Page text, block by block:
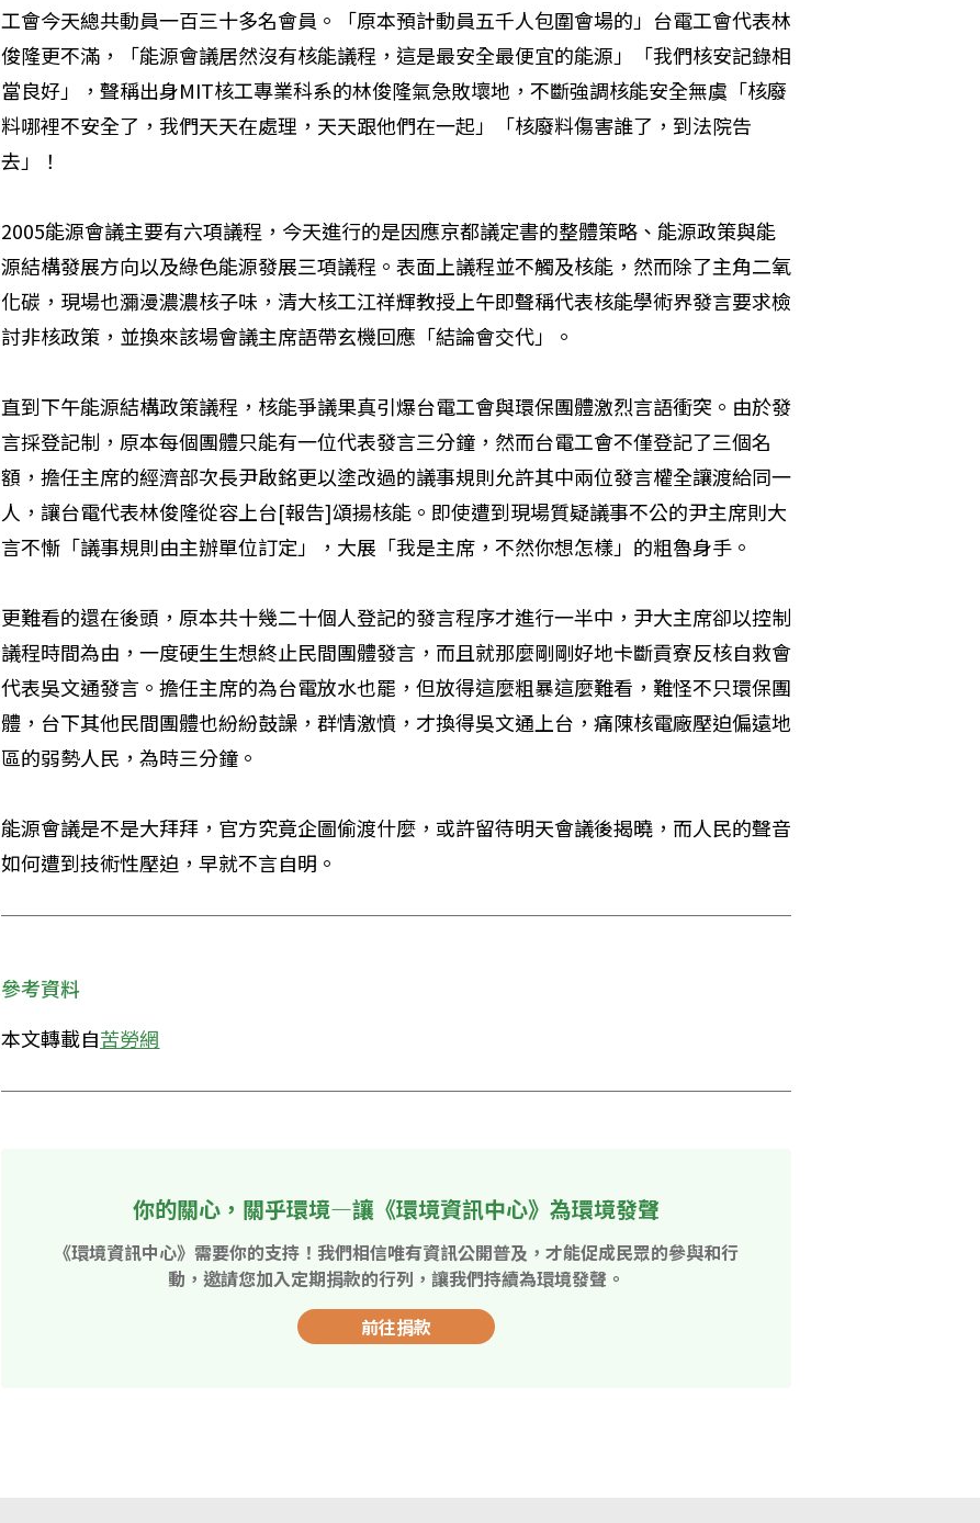
工會今天總共動員一百三十多名會員。「原本預計動員五千人包圍會場的」台電工會代表林
俊隆更不滿，「能源會議居然沒有核能議程，這是最安全最便宜的能源」「我們核安記錄相
當良好」，聲稱出身MIT核工專業科系的林俊隆氣急敗壞地，不斷強調核能安全無虞「核廢
料哪裡不安全了，我們天天在處理，天天跟他們在一起」「核廢料傷害誰了，到法院告
去」！
2005能源會議主要有六項議程，今天進行的是因應京都議定書的整體策略、能源政策與能
源結構發展方向以及綠色能源發展三項議程。表面上議程並不觸及核能，然而除了主角二氧
化碳，現場也瀰漫濃濃核子味，清大核工江祥輝教授上午即聲稱代表核能學術界發言要求檢
討非核政策，並換來該場會議主席語帶玄機回應「結論會交代」。
直到下午能源結構政策議程，核能爭議果真引爆台電工會與環保團體激烈言語衝突。由於發
言採登記制，原本每個團體只能有一位代表發言三分鐘，然而台電工會不僅登記了三個名
額，擔任主席的經濟部次長尹啟銘更以塗改過的議事規則允許其中兩位發言權全讓渡給同一
人，讓台電代表林俊隆從容上台[報告]頌揚核能。即使遭到現場質疑議事不公的尹主席則大
言不慚「議事規則由主辦單位訂定」，大展「我是主席，不然你想怎樣」的粗魯身手。
更難看的還在後頭，原本共十幾二十個人登記的發言程序才進行一半中，尹大主席卻以控制
議程時間為由，一度硬生生想終止民間團體發言，而且就那麼剛剛好地卡斷貢寮反核自救會
代表吳文通發言。擔任主席的為台電放水也罷，但放得這麼粗暴這麼難看，難怪不只環保團
體，台下其他民間團體也紛紛鼓譟，群情激憤，才換得吳文通上台，痛陳核電廠壓迫偏遠地
區的弱勢人民，為時三分鐘。
能源會議是不是大拜拜，官方究竟企圖偷渡什麼，或許留待明天會議後揭曉，而人民的聲音
如何遭到技術性壓迫，早就不言自明。
參考資料
本文轉載自苦勞網
你的關心，關乎環境—讓《環境資訊中心》為環境發聲
《環境資訊中心》需要你的支持！我們相信唯有資訊公開普及，才能促成民眾的參與和行
動，邀請您加入定期捐款的行列，讓我們持續為環境發聲。
前往捐款